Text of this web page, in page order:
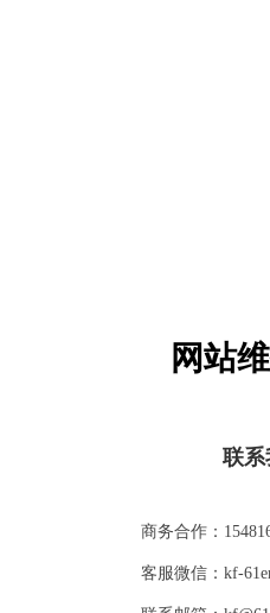
网站
联系
商务合作：
客服微信：kf-